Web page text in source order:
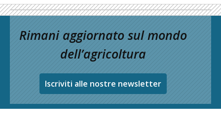
Rimani aggiornato sul mondo
dell’agricoltura
Iscriviti alle nostre newsletter